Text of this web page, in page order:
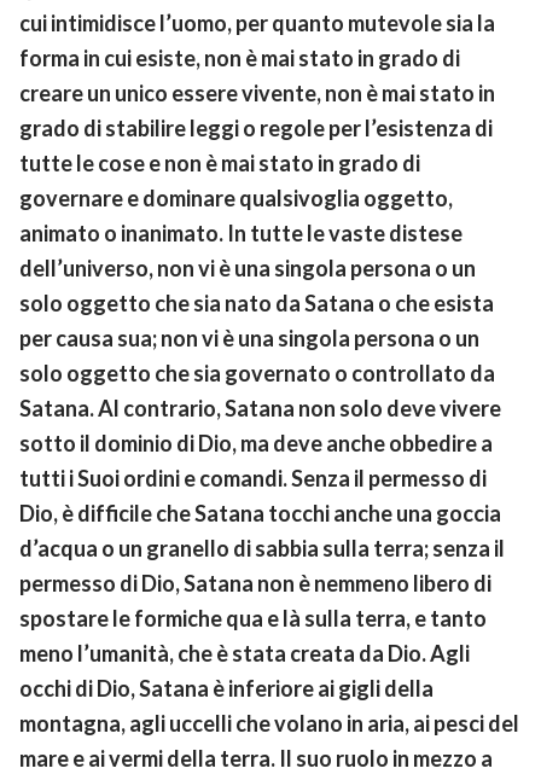
cui intimidisce l’uomo, per quanto mutevole sia la
forma in cui esiste, non è mai stato in grado di
creare un unico essere vivente, non è mai stato in
grado di stabilire leggi o regole per l’esistenza di
tutte le cose e non è mai stato in grado di
governare e dominare qualsivoglia oggetto,
animato o inanimato. In tutte le vaste distese
dell’universo, non vi è una singola persona o un
solo oggetto che sia nato da Satana o che esista
per causa sua; non vi è una singola persona o un
solo oggetto che sia governato o controllato da
Satana. Al contrario, Satana non solo deve vivere
sotto il dominio di Dio, ma deve anche obbedire a
tutti i Suoi ordini e comandi. Senza il permesso di
Dio, è difficile che Satana tocchi anche una goccia
d’acqua o un granello di sabbia sulla terra; senza il
permesso di Dio, Satana non è nemmeno libero di
spostare le formiche qua e là sulla terra, e tanto
meno l’umanità, che è stata creata da Dio. Agli
occhi di Dio, Satana è inferiore ai gigli della
montagna, agli uccelli che volano in aria, ai pesci del
mare e ai vermi della terra. Il suo ruolo in mezzo a